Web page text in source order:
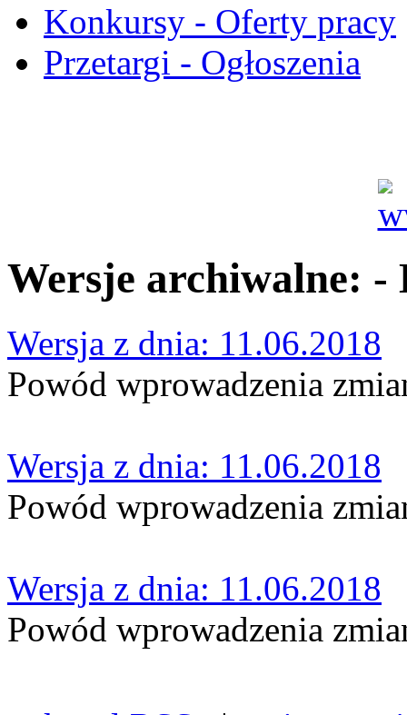
Konkursy - Oferty pracy
Przetargi - Ogłoszenia
Wersje archiwalne:
Wersja z dnia: 11.06.2018
Powód wprowadzenia
Wersja z dnia: 11.06.2018
Powód wprowadzenia
Wersja z dnia: 11.06.2018
Powód wprowadzenia